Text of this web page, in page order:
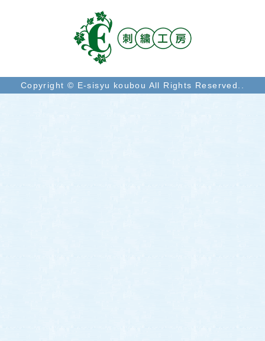
Copyright © E-sisyu koubou All Rights Reserved..